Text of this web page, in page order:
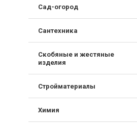
руб.
Сад-огород
Сантехника
Скобяные и жестяные
изделия
Стройматериалы
Химия